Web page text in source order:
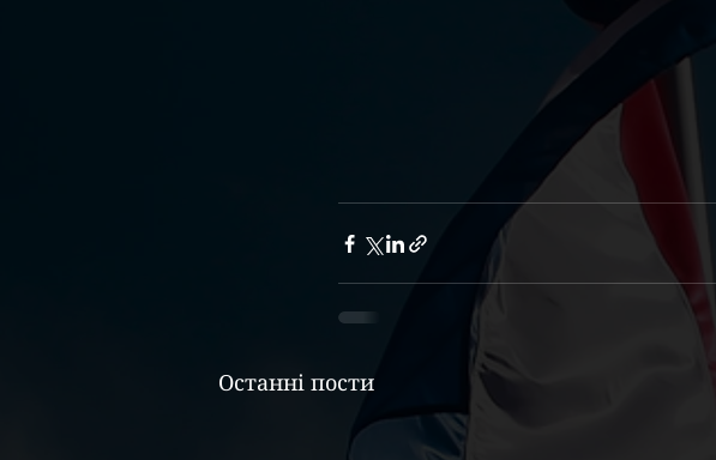
Останні пости